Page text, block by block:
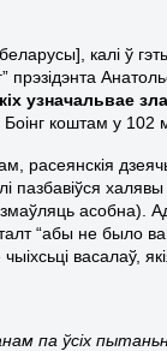
калі ў
прэзідэнта
узначальвае
Боінг коштам у 102
расеянскія
пазбавіўся
асобна).
“абы не было
васалаў,
па ўсіх